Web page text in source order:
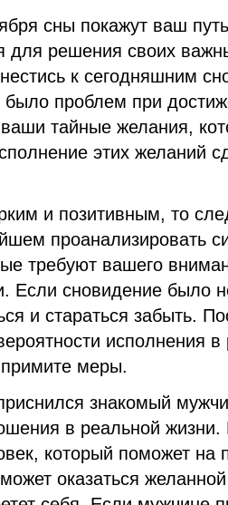
сны покажут ваш
для решения своих
к сегодняшним
проблем при
тайные желания,
этих желаний
и позитивным, то
проанализировать
требуют вашего
Если сновидение было
и стараться забыть.
исполнения
меры.
знакомый
в реальной жизни.
который поможет на
оказаться